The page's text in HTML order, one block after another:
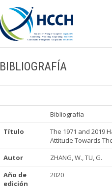
BIBLIOGRAFÍA
Bibliografía
Título
The 1971 and 2019
Attitude Towards
Autor
ZHANG, W., TU, G.
Año de
edición
2020